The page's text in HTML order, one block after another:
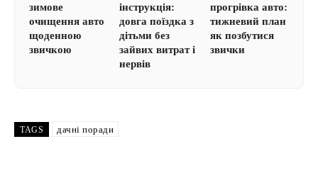
зимове
очищення авто
щоденною
звичкою
інструкція:
довга поїздка з
дітьми без
зайвих витрат і
нервів
прогрівка авто:
тижневий план
як позбутися
звички
TAGS дачні поради